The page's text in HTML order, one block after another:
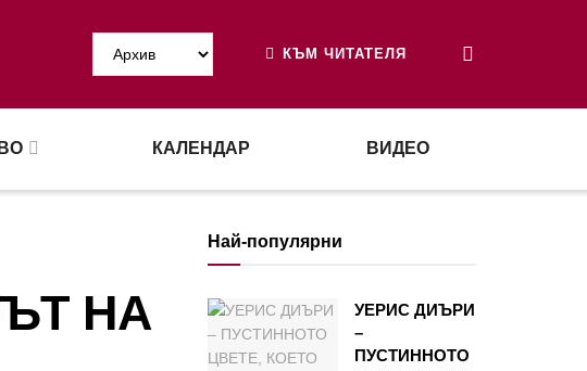
КЪМ ЧИТАТЕЛЯ
КАЛЕНДАР ВИДЕО
НА
Най-популярни
УЕРИС ДИЪРИ
–
ПУСТИННОТО